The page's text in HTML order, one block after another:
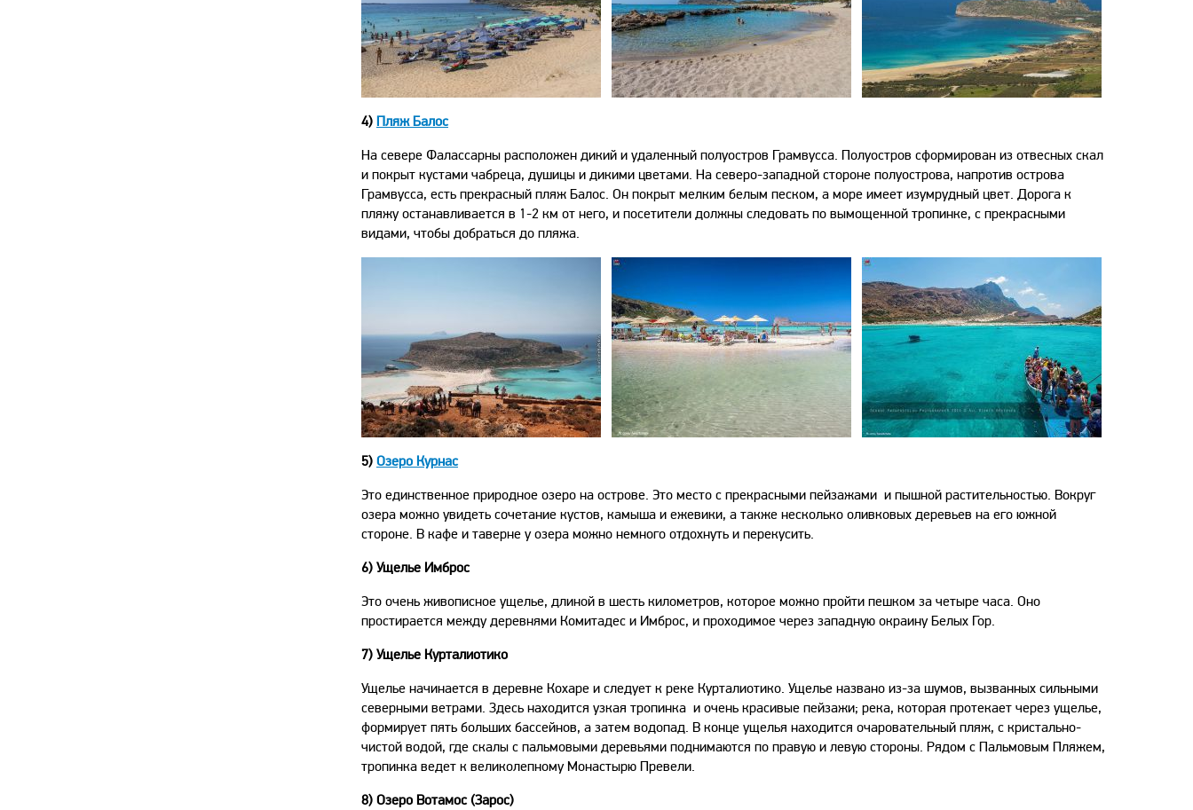
4) Пляж Балос
На севере Фалассарны расположен дикий и удаленный полуостров Грамвусса. Полуостров сформирован из отвесных скал
и покрыт кустами чабреца, душицы и дикими цветами. На северо-западной стороне полуострова, напротив острова
Грамвусса, есть прекрасный пляж Балос. Он покрыт мелким белым песком, а море имеет изумрудный цвет. Дорога к
пляжу останавливается в 1-2 км от него, и посетители должны следовать по вымощенной тропинке, с прекрасными
видами, чтобы добраться до пляжа.
5) Озеро Курнас
Это единственное природное озеро на острове. Это место с прекрасными пейзажами и пышной растительностью. Вокруг
озера можно увидеть сочетание кустов, камыша и ежевики, а также несколько оливковых деревьев на его южной
стороне. В кафе и таверне у озера можно немного отдохнуть и перекусить.
6) Ущелье Имброс
Это очень живописное ущелье, длиной в шесть километров, которое можно пройти пешком за четыре часа. Оно
простирается между деревнями Комитадес и Имброс, и проходимое через западную окраину Белых Гор.
7) Ущелье Курталиотико
Ущелье начинается в деревне Кохаре и следует к реке Курталиотико. Ущелье названо из-за шумов, вызванных сильными
северными ветрами. Здесь находится узкая тропинка и очень красивые пейзажи; река, которая протекает через ущелье,
формирует пять больших бассейнов, а затем водопад. В конце ущелья находится очаровательный пляж, с кристально-
чистой водой, где скалы с пальмовыми деревьями поднимаются по правую и левую стороны. Рядом с Пальмовым Пляжем,
тропинка ведет к великолепному Монастырю Превели.
8) Озеро Вотамос (Зарос)